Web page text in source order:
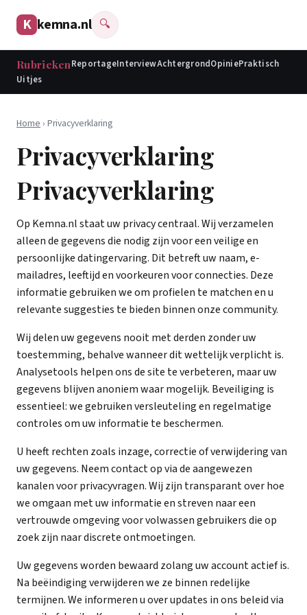
K kemna.nl 🔍
RubriekenReportageInterviewAchtergrondOpiniePraktisch
Uitjes
Home › Privacyverklaring
Privacyverklaring
Privacyverklaring
Op Kemna.nl staat uw privacy centraal. Wij verzamelen
alleen de gegevens die nodig zijn voor een veilige en
persoonlijke datingervaring. Dit betreft uw naam, e-
mailadres, leeftijd en voorkeuren voor connecties. Deze
informatie gebruiken we om profielen te matchen en u
relevante suggesties te bieden binnen onze community.
Wij delen uw gegevens nooit met derden zonder uw
toestemming, behalve wanneer dit wettelijk verplicht is.
Analysetools helpen ons de site te verbeteren, maar uw
gegevens blijven anoniem waar mogelijk. Beveiliging is
essentieel: we gebruiken versleuteling en regelmatige
controles om uw informatie te beschermen.
U heeft rechten zoals inzage, correctie of verwijdering van
uw gegevens. Neem contact op via de aangewezen
kanalen voor privacyvragen. Wij zijn transparant over hoe
we omgaan met uw informatie en streven naar een
vertrouwde omgeving voor volwassen gebruikers die op
zoek zijn naar discrete ontmoetingen.
Uw gegevens worden bewaard zolang uw account actief is.
Na beëindiging verwijderen we ze binnen redelijke
termijnen. We informeren u over updates in ons beleid via